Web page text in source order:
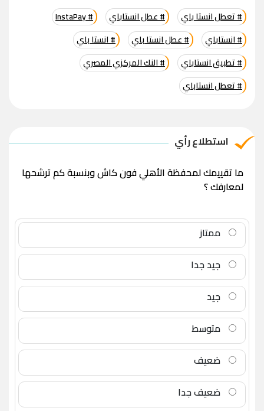
# تعطل انستا باي # عطل انستاباي
# InstaPay
# انستاباي
# عطل انستا باي
# انستا باي
# تطبيق انستاباي
# النك المركزي المصري
# تعطل انستاباي
استطلاع رأي
ما تقييمك لمحفظة الأهلي فون كاش وبنسبة كم ترشحها
لمعارفك ؟
ممتاز
جيد جدا
جيد
متوسط
ضعيف
ضعيف جدا